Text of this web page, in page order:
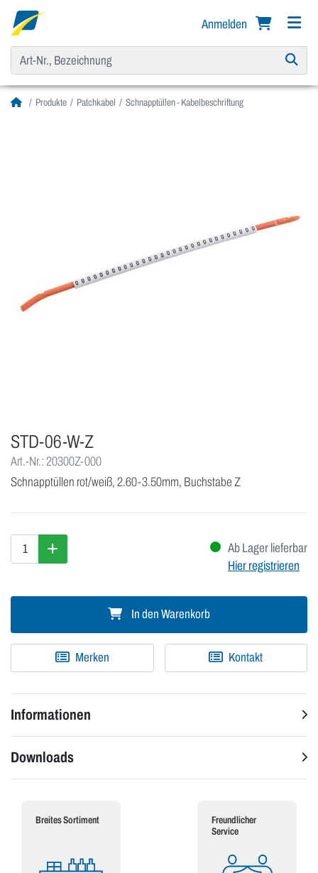
Anmelden
Produkte Patchkabel Schnapptüllen - Kabelbeschriftung
STD-06-W-Z
Art.-Nr.: 20300Z-000
Schnapptüllen rot/weiß, 2.60-3.50mm, Buchstabe Z
Ab Lager lieferbar
Hier registrieren
In den Warenkorb
Merken Kontakt
Informationen
Downloads
Breites Sortiment
Freundlicher
Service